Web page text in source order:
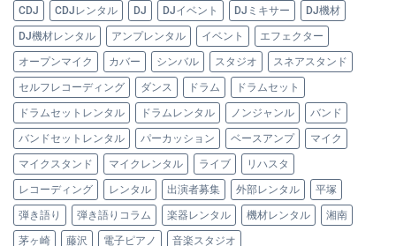
CDJ CDJレンタル DJ DJイベント DJミキサー DJ機材
DJ機材レンタル アンプレンタル イベント エフェクター
オープンマイク カバー シンバル スタジオ スネアスタンド
セルフレコーディング ダンス ドラム ドラムセット
ドラムセットレンタル ドラムレンタル ノンジャンル バンド
バンドセットレンタル パーカッション ベースアンプ マイク
マイクスタンド マイクレンタル ライブ リハスタ
レコーディング レンタル 出演者募集 外部レンタル 平塚
弾き語り 弾き語りコラム 楽器レンタル 機材レンタル 湘南
茅ヶ崎 藤沢 電子ピアノ 音楽スタジオ